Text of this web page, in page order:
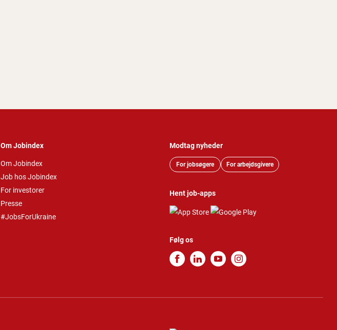
Om Jobindex
Om Jobindex
Job hos Jobindex
For investorer
Presse
#JobsForUkraine
Modtag nyheder
For jobsøgere For arbejdsgivere
Hent job-apps
Følg os